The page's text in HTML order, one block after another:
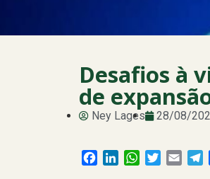
Desafios à
de
Ney Lages 28/08/
Facebook
LinkedInWhatsApp
Twitter
Email